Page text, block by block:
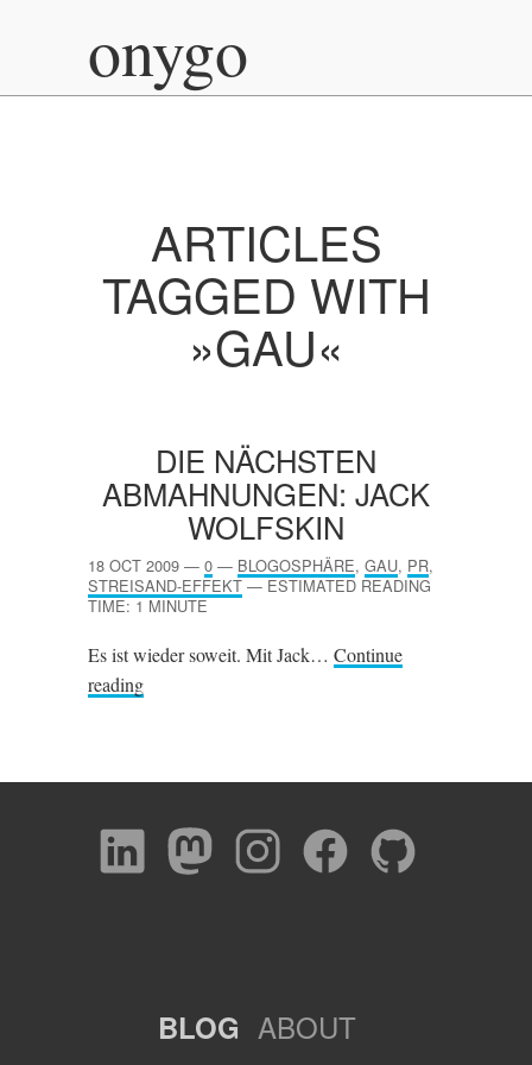
onygo
ARTICLES
TAGGED WITH
»GAU«
DIE NÄCHSTEN
ABMAHNUNGEN: JACK
WOLFSKIN
18 OCT 2009 — 0 — BLOGOSPHÄRE, GAU, PR,
STREISAND-EFFEKT —ESTIMATED READING
TIME: 1 MINUTE
Es ist wieder soweit. Mit Jack… Continue
reading
BLOG ABOUT